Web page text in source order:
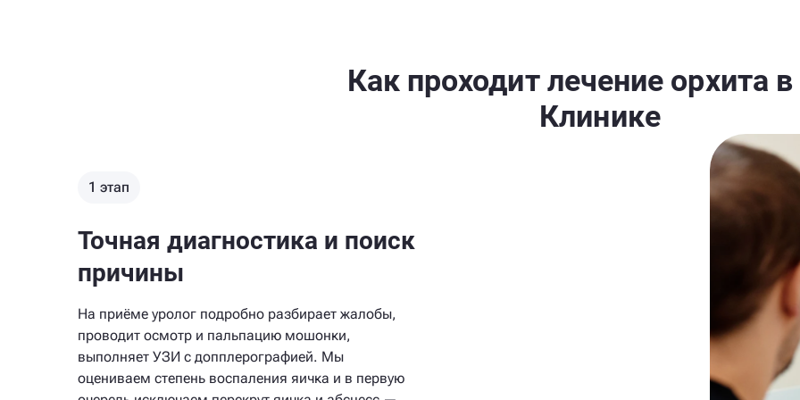
Как проходит лечение орхита
Клинике
1 этап
Точная диагностика и поиск
причины
На приёме уролог подробно разбирает жалобы,
проводит осмотр и пальпацию мошонки,
выполняет УЗИ с допплерографией. Мы
оцениваем степень воспаления яичка и в первую